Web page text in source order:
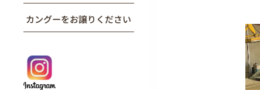
カングーをお譲りください